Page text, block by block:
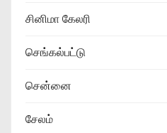
சினிமா கேலரி
செங்கல்பட்டு
சென்னை
சேலம்